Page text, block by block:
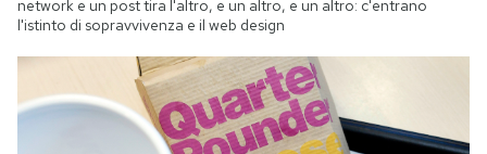
network e un post tira l'altro, e un altro, e un altro: c'entrano
l'istinto di sopravvivenza e il web design